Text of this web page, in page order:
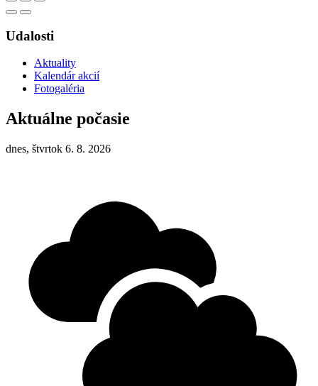
Udalosti
Aktuality
Kalendár akcií
Fotogaléria
Aktuálne počasie
dnes, štvrtok 6. 8. 2026